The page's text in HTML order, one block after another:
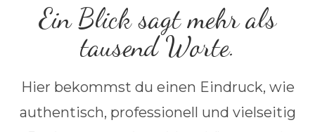
Ein Blick sagt mehr als
tausend Worte.
Hier bekommst du einen Eindruck, wie
authentisch, professionell und vielseitig